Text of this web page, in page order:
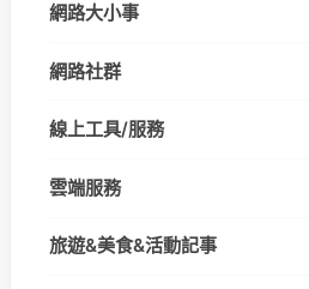
網路大小事
網路社群
線上工具/服務
雲端服務
旅遊&美食&活動記事